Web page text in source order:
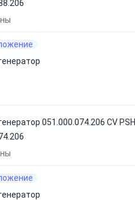
051.000.074.206 CV PSH